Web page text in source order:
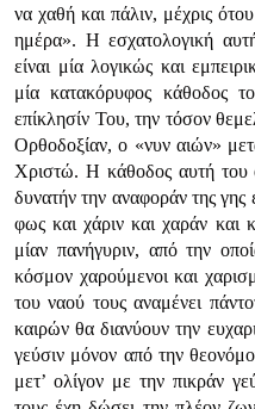
να χαθή και πάλιν, μέχρις
ημέρα». Η εσχατολογική
είναι μία λογικώς και
μία κατακόρυφος κάθοδος
επίκλησίν Του, την τόσον
Ορθοδοξίαν, ο «νυν αιών»
Χριστώ. Η κάθοδος αυτή του
δυνατήν την αναφοράν της γης
φως και χάριν και χαράν και
μίαν πανήγυριν, από την
κόσμον χαρούμενοι και
του ναού τους αναμένει
καιρών θα διανύουν την
γεύσιν μόνον από την
μετ’ ολίγον με την πικράν